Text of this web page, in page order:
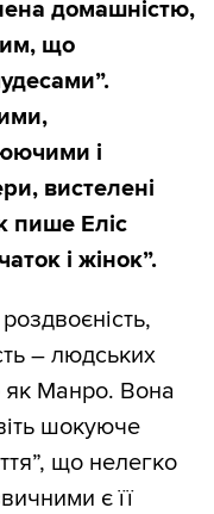
домашністю,
що
і
вистелені
пише Еліс
і жінок”.
– людських
як Манро. Вона
шокуюче
що нелегко
є її